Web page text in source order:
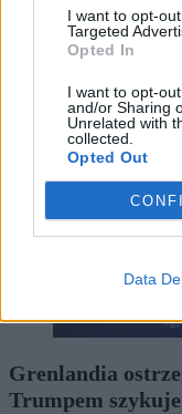
I want to opt-
Targeted
Opted In
I want to opt-
and/or Sharing
Unrelated with
collected.
Opted Out
Data
Świat
Grenlandia
Trumpem